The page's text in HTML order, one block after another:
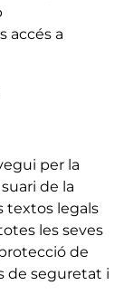
accés a
per la
de la
textos legals
les seves
de
de seguretat i